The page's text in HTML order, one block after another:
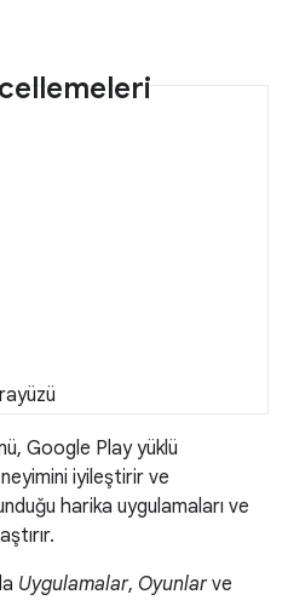
Google Play yüklü
iyileştirir ve
harika uygulamaları ve
Uygulamalar, Oyunlarve